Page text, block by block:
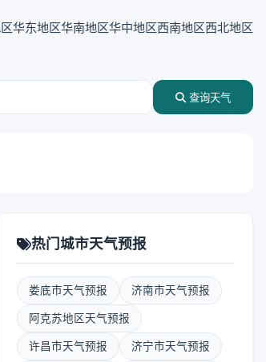
华东地区华南地区华中地区西南地区西北地区
查询天气
热门城市天气预报
娄底市天气预报 济南市天气预报
阿克苏地区天气预报
许昌市天气预报 济宁市天气预报